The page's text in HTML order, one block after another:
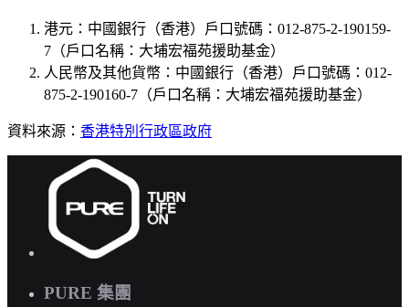
港元：中國銀行（香港）戶口號碼：012-875-2-190159-
7（戶口名稱：大埔宏福苑援助基金）
人民幣及其他貨幣：中國銀行（香港）戶口號碼：012-
875-2-190160-7（戶口名稱：大埔宏福苑援助基金）
資料來源： 香港特別行政區政府
PURE 集團